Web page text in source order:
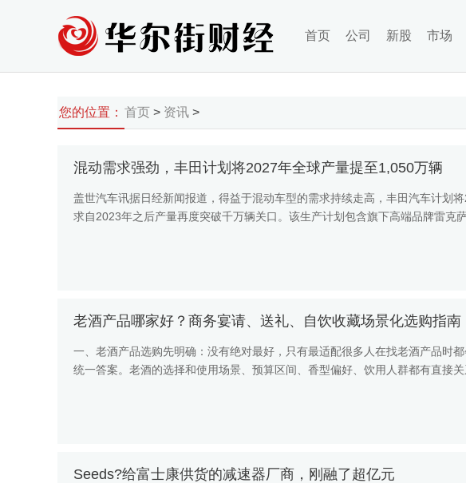
首页 公司 新股 市场
您的位置： 首页 > 资讯 >
混动需求强劲，丰田计划将2027年全球产量提至1,050万辆
盖世汽车讯据日经新闻报道，得益于混动车型的需求持续走高，丰田汽车计划
求自2023年之后产量再度突破千万辆关口。该生产计划包含旗下高端品牌雷克
老酒产品哪家好？商务宴请、送礼、自饮收藏场景化选购指南
一、老酒产品选购先明确：没有绝对最好，只有最适配很多人在找老酒产品时
统一答案。老酒的选择和使用场景、预算区间、香型偏好、饮用人群都有直接
Seeds?给富士康供货的减速器厂商，刚融了超亿元